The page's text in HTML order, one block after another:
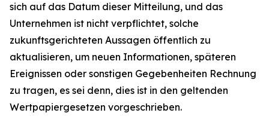
sich auf das Datum dieser Mitteilung, und das
Unternehmen ist nicht verpflichtet, solche
zukunftsgerichteten Aussagen öffentlich zu
aktualisieren, um neuen Informationen, späteren
Ereignissen oder sonstigen Gegebenheiten Rechnung
zu tragen, es sei denn, dies ist in den geltenden
Wertpapiergesetzen vorgeschrieben.